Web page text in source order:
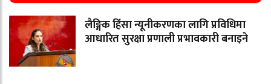
लैङ्गिक हिंसा न्यूनीकरणका लागि प्रविधिमा
आधारित सुरक्षा प्रणाली प्रभावकारी बनाइने